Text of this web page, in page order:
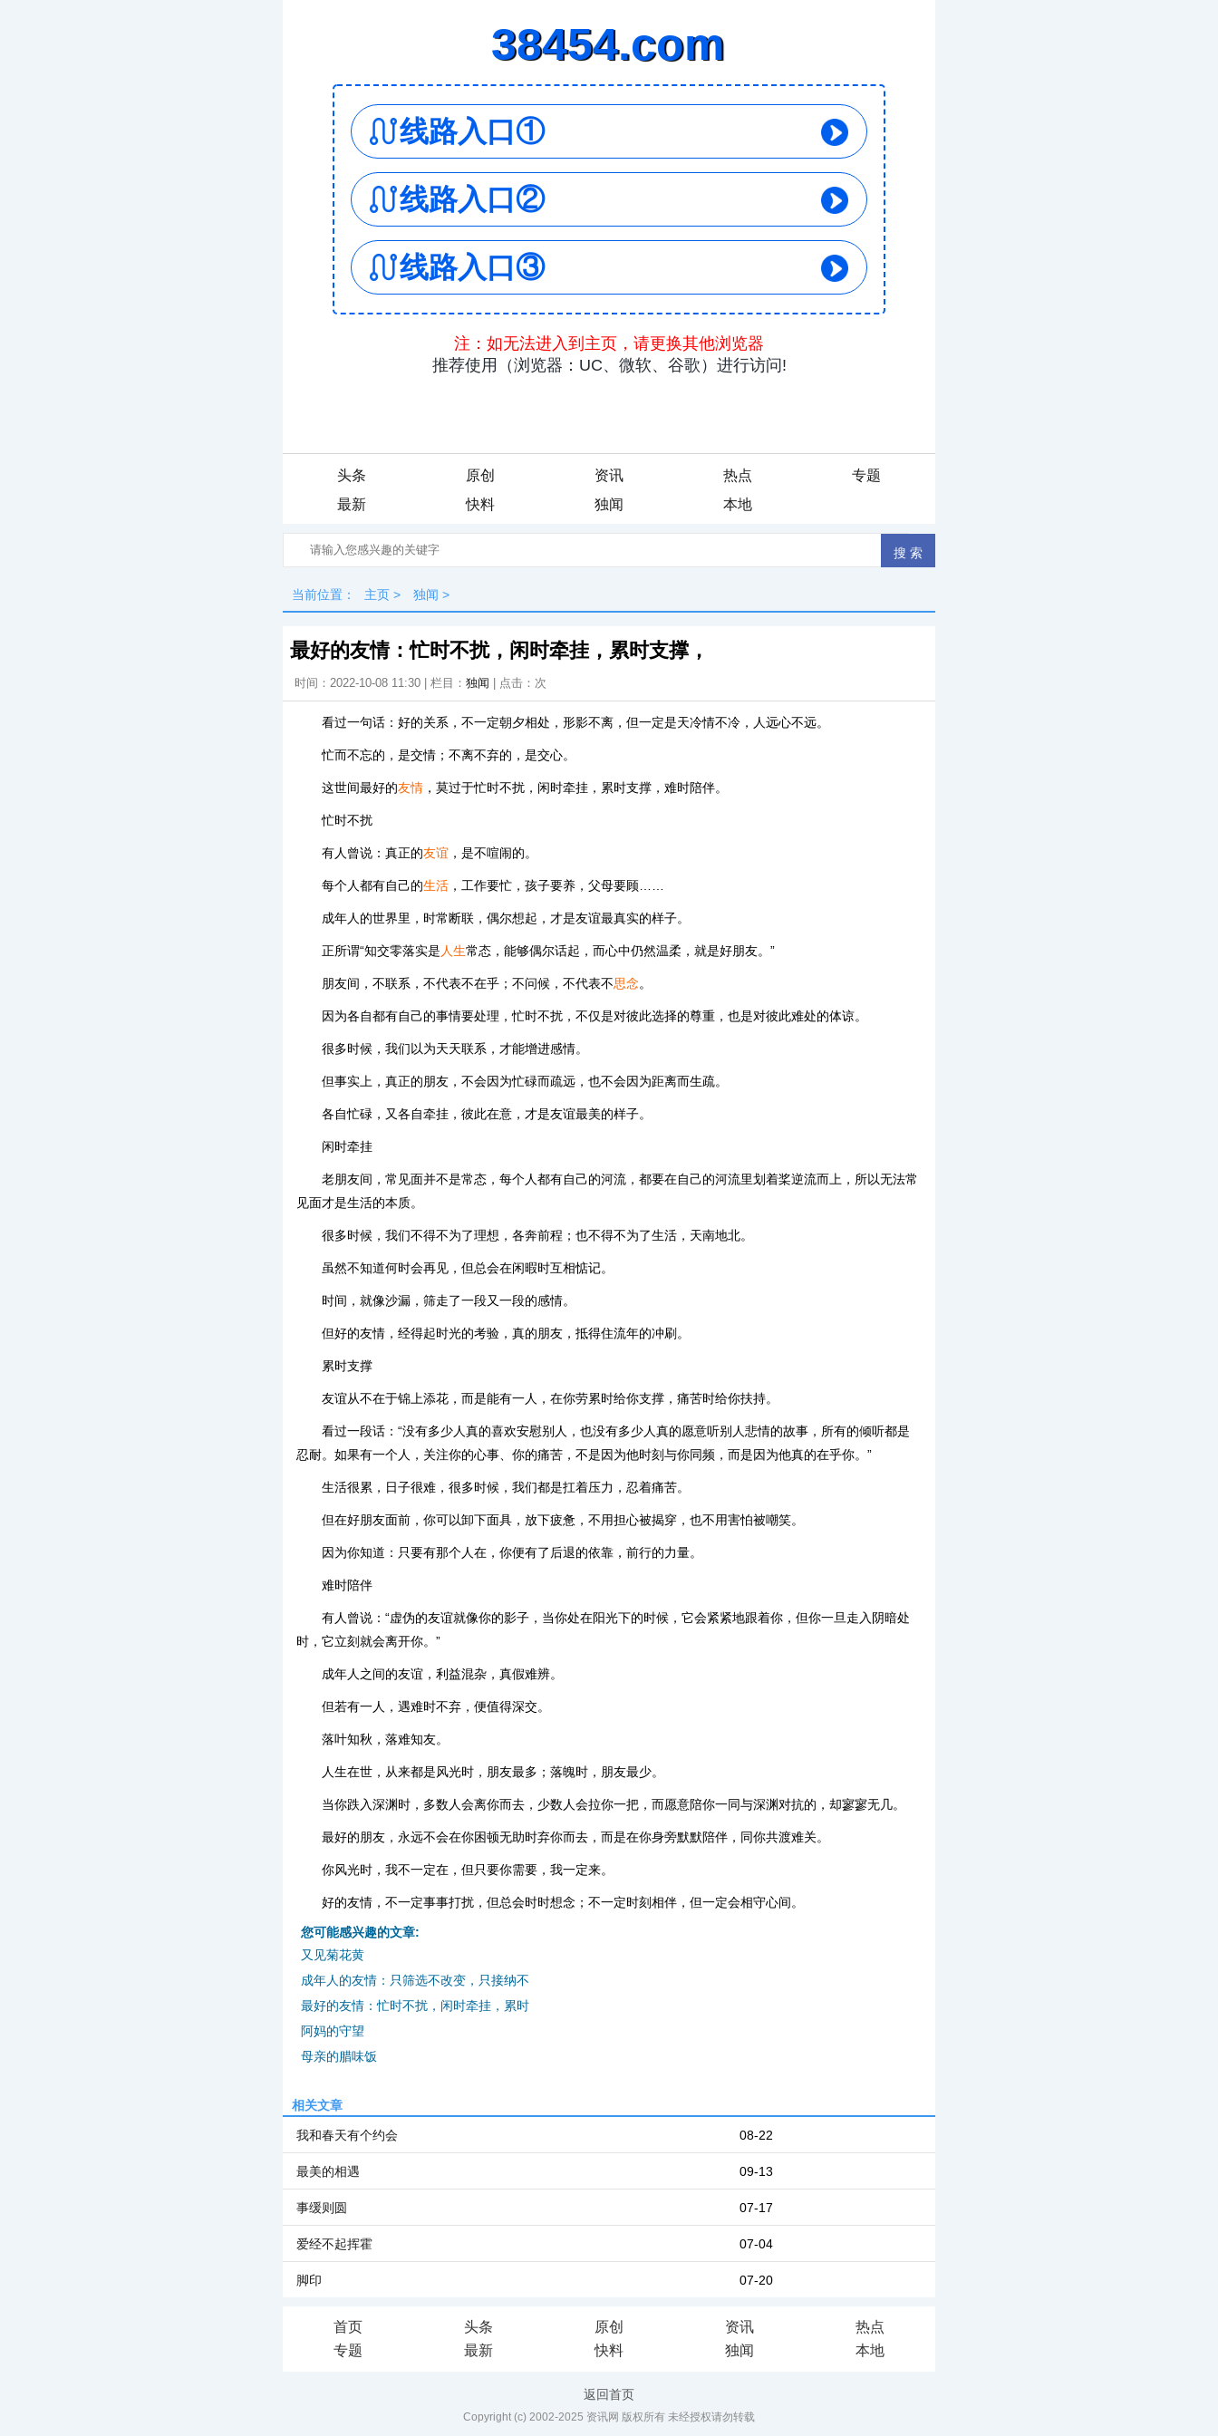
头条 原创 资讯 热点
专题
最新
快料 独闻 本地
当前位置： 主页 > 独闻 >
最好的友情：忙时不扰，闲时牵挂，累时支撑，
时间：2022-10-08 11:30 | 栏目： 独闻 | 点击： 次
看过一句话：好的关系，不一定朝夕相处，形影不离，但一定是天冷情不冷，人远心不远。
忙而不忘的，是交情；不离不弃的，是交心。
这世间最好的友情 ，莫过于忙时不扰，闲时牵挂，累时支撑，难时陪伴。
忙时不扰
有人曾说：真正的友谊 ，是不喧闹的。
每个人都有自己的生活 ，工作要忙，孩子要养，父母要顾……
成年人的世界里，时常断联，偶尔想起，才是友谊最真实的样子。
正所谓“知交零落实是 人生常态，能够偶尔话起，而心中仍然温柔，就是好朋友。”
朋友间，不联系，不代表不在乎；不问候，不代表不思念。
因为各自都有自己的事情要处理，忙时不扰，不仅是对彼此选择的尊重，也是对彼此难处的体谅。
很多时候，我们以为天天联系，才能增进感情。
但事实上，真正的朋友，不会因为忙碌而疏远，也不会因为距离而生疏。
各自忙碌，又各自牵挂，彼此在意，才是友谊最美的样子。
闲时牵挂
老朋友间，常见面并不是常态，每个人都有自己的河流，都要在自己的河流里划着桨逆流而上，所以无法常
见面才是生活的本质。
很多时候，我们不得不为了理想，各奔前程；也不得不为了生活，天南地北。
虽然不知道何时会再见，但总会在闲暇时互相惦记。
时间，就像沙漏，筛走了一段又一段的感情。
但好的友情，经得起时光的考验，真的朋友，抵得住流年的冲刷。
累时支撑
友谊从不在于锦上添花，而是能有一人，在你劳累时给你支撑，痛苦时给你扶持。
看过一段话：“没有多少人真的喜欢安慰别人，也没有多少人真的愿意听别人悲情的故事，所有的倾听都是
忍耐。如果有一个人，关注你的心事、你的痛苦，不是因为他时刻与你同频，而是因为他真的在乎你。”
生活很累，日子很难，很多时候，我们都是扛着压力，忍着痛苦。
但在好朋友面前，你可以卸下面具，放下疲惫，不用担心被揭穿，也不用害怕被嘲笑。
因为你知道：只要有那个人在，你便有了后退的依靠，前行的力量。
难时陪伴
有人曾说：“虚伪的友谊就像你的影子，当你处在阳光下的时候，它会紧紧地跟着你，但你一旦走入阴暗处
时，它立刻就会离开你。”
成年人之间的友谊，利益混杂，真假难辨。
但若有一人，遇难时不弃，便值得深交。
落叶知秋，落难知友。
人生在世，从来都是风光时，朋友最多；落魄时，朋友最少。
当你跌入深渊时，多数人会离你而去，少数人会拉你一把，而愿意陪你一同与深渊对抗的，却寥寥无几。
最好的朋友，永远不会在你困顿无助时弃你而去，而是在你身旁默默陪伴，同你共渡难关。
你风光时，我不一定在，但只要你需要，我一定来。
好的友情，不一定事事打扰，但总会时时想念；不一定时刻相伴，但一定会相守心间。
您可能感兴趣的文章:
又见菊花黄
成年人的友情：只筛选不改变，只接纳不
最好的友情：忙时不扰，闲时牵挂，累时
阿妈的守望
母亲的腊味饭
相关文章
08-22
我和春天有个约会
09-13
最美的相遇
07-17
事缓则圆
07-04
爱经不起挥霍
07-20
脚印
首页 头条 原创 资讯
热点
专题
最新 快料 独闻 本地
返回首页
Copyright (c) 2002-2025 资讯网 版权所有 未经授权请勿转载